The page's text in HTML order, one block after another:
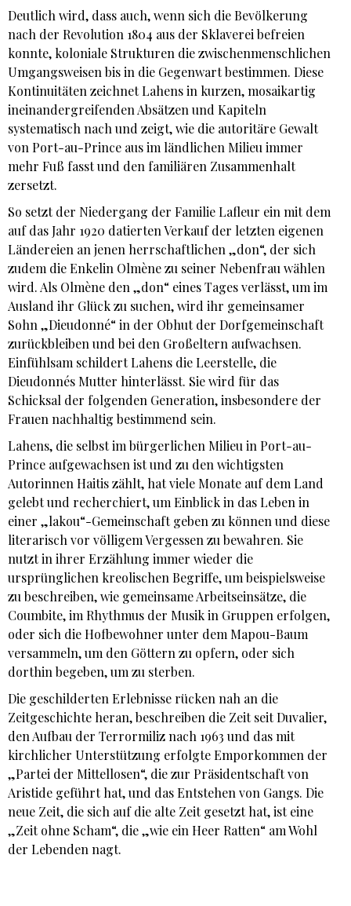
Deutlich wird, dass auch, wenn sich die Bevölkerung
nach der Revolution 1804 aus der Sklaverei befreien
konnte, koloniale Strukturen die zwischenmenschlichen
Umgangsweisen bis in die Gegenwart bestimmen. Diese
Kontinuitäten zeichnet Lahens in kurzen, mosaikartig
ineinandergreifenden Absätzen und Kapiteln
systematisch nach und zeigt, wie die autoritäre Gewalt
von Port-au-Prince aus im ländlichen Milieu immer
mehr Fuß fasst und den familiären Zusammenhalt
zersetzt.
So setzt der Niedergang der Familie Lafleur ein mit dem
auf das Jahr 1920 datierten Verkauf der letzten eigenen
Ländereien an jenen herrschaftlichen „don“, der sich
zudem die Enkelin Olmène zu seiner Nebenfrau wählen
wird. Als Olmène den „don“ eines Tages verlässt, um im
Ausland ihr Glück zu suchen, wird ihr gemeinsamer
Sohn „Dieudonné“ in der Obhut der Dorfgemeinschaft
zurückbleiben und bei den Großeltern aufwachsen.
Einfühlsam schildert Lahens die Leerstelle, die
Dieudonnés Mutter hinterlässt. Sie wird für das
Schicksal der folgenden Generation, insbesondere der
Frauen nachhaltig bestimmend sein.
Lahens, die selbst im bürgerlichen Milieu in Port-au-
Prince aufgewachsen ist und zu den wichtigsten
Autorinnen Haitis zählt, hat viele Monate auf dem Land
gelebt und recherchiert, um Einblick in das Leben in
einer „lakou“-Gemeinschaft geben zu können und diese
literarisch vor völligem Vergessen zu bewahren. Sie
nutzt in ihrer Erzählung immer wieder die
ursprünglichen kreolischen Begriffe, um beispielsweise
zu beschreiben, wie gemeinsame Arbeitseinsätze, die
Coumbite, im Rhythmus der Musik in Gruppen erfolgen,
oder sich die Hofbewohner unter dem Mapou-Baum
versammeln, um den Göttern zu opfern, oder sich
dorthin begeben, um zu sterben.
Die geschilderten Erlebnisse rücken nah an die
Zeitgeschichte heran, beschreiben die Zeit seit Duvalier,
den Aufbau der Terrormiliz nach 1963 und das mit
kirchlicher Unterstützung erfolgte Emporkommen der
„Partei der Mittellosen“, die zur Präsidentschaft von
Aristide geführt hat, und das Entstehen von Gangs. Die
neue Zeit, die sich auf die alte Zeit gesetzt hat, ist eine
„Zeit ohne Scham“, die „wie ein Heer Ratten“ am Wohl
der Lebenden nagt.